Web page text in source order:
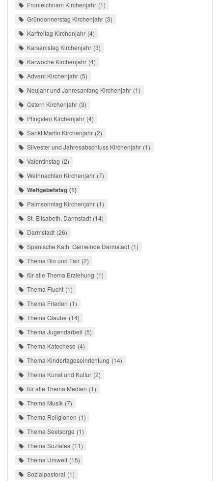
Fronleichnam Kirchenjahr 1
Gründonnerstag Kirchenjahr 3
Karfreitag Kirchenjahr 4
Karsamstag Kirchenjahr 3
Karwoche Kirchenjahr 4
Advent Kirchenjahr 5
Neujahr und Jahresanfang Kirchenjahr 1
Ostern Kirchenjahr 3
Pfingsten Kirchenjahr 4
Sankt Martin Kirchenjahr 2
Silvester und Jahresabschluss Kirchenjahr 1
Valentinstag 2
Weihnachten Kirchenjahr 7
Weltgebetstag 1
Palmsonntag Kirchenjahr 1
St. Elisabeth, Darmstadt 14
Darmstadt 26
Spanische Kath. Gemeinde Darmstadt 1
Thema Bio und Fair 2
für alle Thema Erziehung 1
Thema Flucht 1
Thema Frieden 1
Thema Glaube 14
Thema Jugendarbeit 5
Thema Katechese 4
Thema Kindertageseinrichtung 14
Thema Kunst und Kultur 2
für alle Thema Medien 1
Thema Musik 7
Thema Religionen 1
Thema Seelsorge 1
Thema Soziales 11
Thema Umwelt 15
Sozialpastoral 1